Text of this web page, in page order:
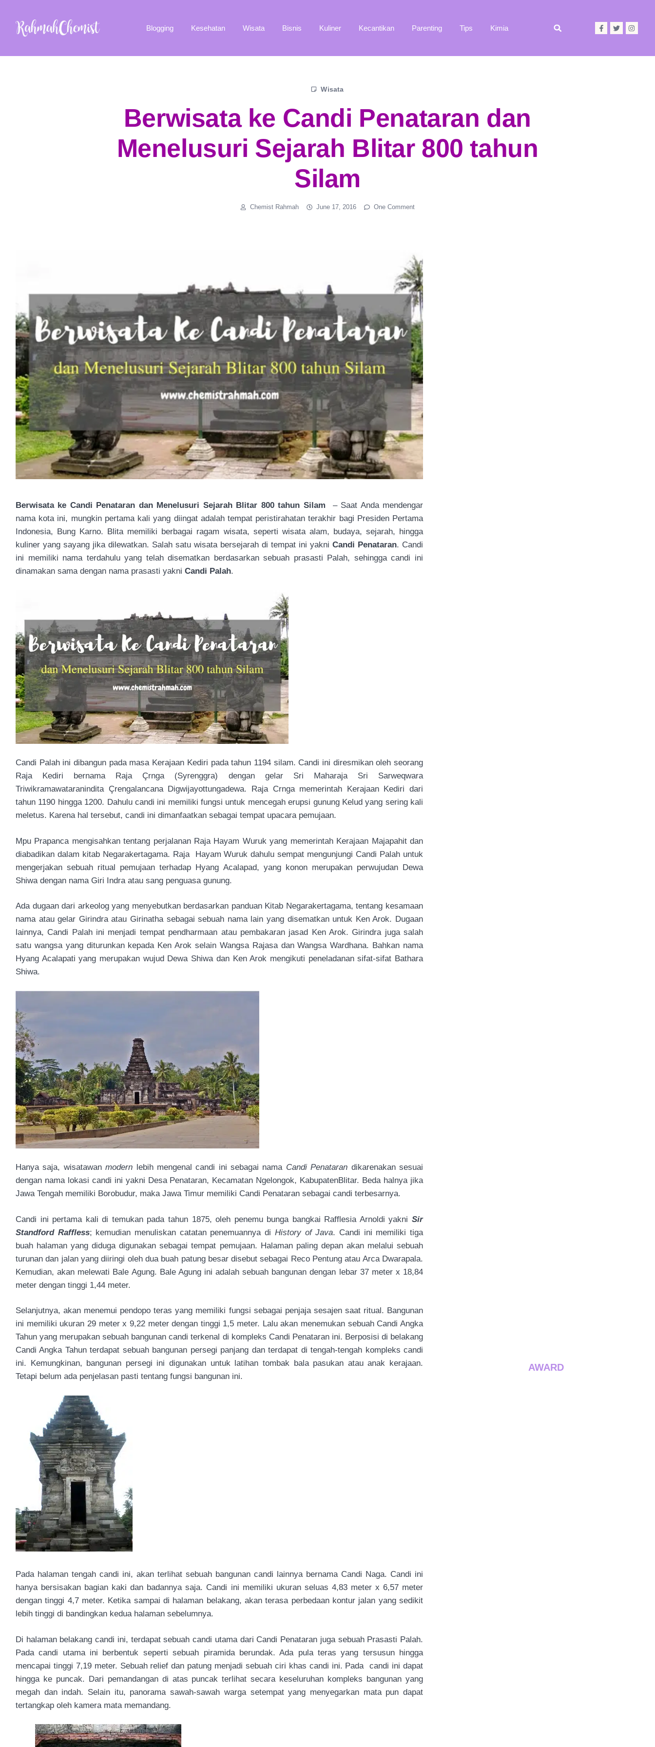
Blogging Kesehatan Wisata Bisnis Kuliner Kecantikan Parenting Tips Kimia
Wisata
Berwisata ke Candi Penataran dan
Menelusuri Sejarah Blitar 800 tahun
Silam
Chemist Rahmah June 17, 2016 One Comment
Berwisata ke Candi Penataran dan Menelusuri Sejarah Blitar 800 tahun Silam – Saat Anda mendengar
nama kota ini, mungkin pertama kali yang diingat adalah tempat peristirahatan terakhir bagi Presiden Pertama
Indonesia, Bung Karno. Blita memiliki berbagai ragam wisata, seperti wisata alam, budaya, sejarah, hingga
kuliner yang sayang jika dilewatkan. Salah satu wisata bersejarah di tempat ini yakni Candi Penataran. Candi
ini memiliki nama terdahulu yang telah disematkan berdasarkan sebuah prasasti Palah, sehingga candi ini
dinamakan sama dengan nama prasasti yakni Candi Palah.
Candi Palah ini dibangun pada masa Kerajaan Kediri pada tahun 1194 silam. Candi ini diresmikan oleh seorang
Raja Kediri bernama Raja Çrnga (Syrenggra) dengan gelar Sri Maharaja Sri Sarweqwara
Triwikramawataranindita Çrengalancana Digwijayottungadewa. Raja Crnga memerintah Kerajaan Kediri dari
tahun 1190 hingga 1200. Dahulu candi ini memiliki fungsi untuk mencegah erupsi gunung Kelud yang sering kali
meletus. Karena hal tersebut, candi ini dimanfaatkan sebagai tempat upacara pemujaan.
Mpu Prapanca mengisahkan tentang perjalanan Raja Hayam Wuruk yang memerintah Kerajaan Majapahit dan
diabadikan dalam kitab Negarakertagama. Raja Hayam Wuruk dahulu sempat mengunjungi Candi Palah untuk
mengerjakan sebuah ritual pemujaan terhadap Hyang Acalapad, yang konon merupakan perwujudan Dewa
Shiwa dengan nama Giri Indra atau sang penguasa gunung.
Ada dugaan dari arkeolog yang menyebutkan berdasarkan panduan Kitab Negarakertagama, tentang kesamaan
nama atau gelar Girindra atau Girinatha sebagai sebuah nama lain yang disematkan untuk Ken Arok. Dugaan
lainnya, Candi Palah ini menjadi tempat pendharmaan atau pembakaran jasad Ken Arok. Girindra juga salah
satu wangsa yang diturunkan kepada Ken Arok selain Wangsa Rajasa dan Wangsa Wardhana. Bahkan nama
Hyang Acalapati yang merupakan wujud Dewa Shiwa dan Ken Arok mengikuti peneladanan sifat-sifat Bathara
Shiwa.
Hanya saja, wisatawanmodern lebih mengenal candi ini sebagai nama Candi Penataran dikarenakan sesuai
dengan nama lokasi candi ini yakni Desa Penataran, Kecamatan Ngelongok, KabupatenBlitar. Beda halnya jika
Jawa Tengah memiliki Borobudur, maka Jawa Timur memiliki Candi Penataran sebagai candi terbesarnya.
Candi ini pertama kali di temukan pada tahun 1875, oleh penemu bunga bangkai Rafflesia Arnoldi yakni Sir
Standford Raffless; kemudian menuliskan catatan penemuannya di History of Java. Candi ini memiliki tiga
buah halaman yang diduga digunakan sebagai tempat pemujaan. Halaman paling depan akan melalui sebuah
turunan dan jalan yang diiringi oleh dua buah patung besar disebut sebagai Reco Pentung atau Arca Dwarapala.
Kemudian, akan melewati Bale Agung. Bale Agung ini adalah sebuah bangunan dengan lebar 37 meter x 18,84
meter dengan tinggi 1,44 meter.
Selanjutnya, akan menemui pendopo teras yang memiliki fungsi sebagai penjaja sesajen saat ritual. Bangunan
ini memiliki ukuran 29 meter x 9,22 meter dengan tinggi 1,5 meter. Lalu akan menemukan sebuah Candi Angka
Tahun yang merupakan sebuah bangunan candi terkenal di kompleks Candi Penataran ini. Berposisi di belakang
Candi Angka Tahun terdapat sebuah bangunan persegi panjang dan terdapat di tengah-tengah kompleks candi
ini. Kemungkinan, bangunan persegi ini digunakan untuk latihan tombak bala pasukan atau anak kerajaan.
Tetapi belum ada penjelasan pasti tentang fungsi bangunan ini.
Pada halaman tengah candi ini, akan terlihat sebuah bangunan candi lainnya bernama Candi Naga. Candi ini
hanya bersisakan bagian kaki dan badannya saja. Candi ini memiliki ukuran seluas 4,83 meter x 6,57 meter
dengan tinggi 4,7 meter. Ketika sampai di halaman belakang, akan terasa perbedaan kontur jalan yang sedikit
lebih tinggi di bandingkan kedua halaman sebelumnya.
Di halaman belakang candi ini, terdapat sebuah candi utama dari Candi Penataran juga sebuah Prasasti Palah.
Pada candi utama ini berbentuk seperti sebuah piramida berundak. Ada pula teras yang tersusun hingga
mencapai tinggi 7,19 meter. Sebuah relief dan patung menjadi sebuah ciri khas candi ini. Pada candi ini dapat
hingga ke puncak. Dari pemandangan di atas puncak terlihat secara keseluruhan kompleks bangunan yang
megah dan indah. Selain itu, panorama sawah-sawah warga setempat yang menyegarkan mata pun dapat
tertangkap oleh kamera mata memandang.
AWARD